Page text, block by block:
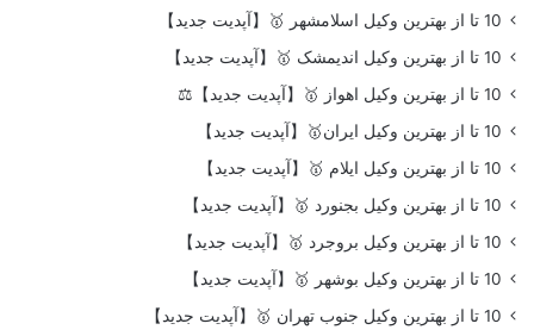
10 تا از بهترین وکیل اسلامشهر 🥇【آپدیت جدید】
10 تا از بهترین وکیل اندیمشک 🥇【آپدیت جدید】
10 تا از بهترین وکیل اهواز 🥇【آپدیت جدید】⚖️
10 تا از بهترین وکیل ایران🥇【آپدیت جدید】
10 تا از بهترین وکیل ایلام 🥇【آپدیت جدید】
10 تا از بهترین وکیل بجنورد 🥇【آپدیت جدید】
10 تا از بهترین وکیل بروجرد 🥇【آپدیت جدید】
10 تا از بهترین وکیل بوشهر 🥇【آپدیت جدید】
10 تا از بهترین وکیل جنوب تهران 🥇【آپدیت جدید】